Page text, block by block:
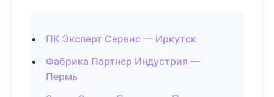
ПК Эксперт Сервис — Иркутск
Фабрика Партнер Индустрия —
Пермь